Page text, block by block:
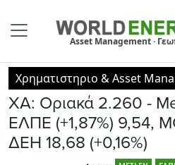
Asset Management ·
Χρηματιστηριο & Asset
ΧΑ: Οριακά 2.260 -
ΕΛΠΕ (+1,87%) 9,54,
ΔΕΗ 18,68 (+0,16%)